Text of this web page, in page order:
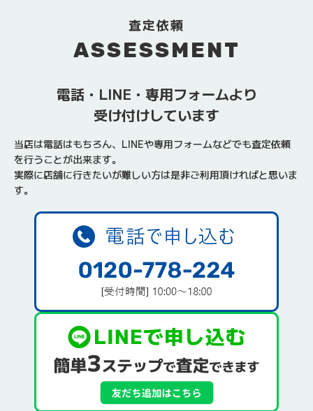
査定依頼
ASSESSMENT
電話・LINE・専用フォームより
受け付けしています
当店は電話はもちろん、LINEや専用フォームなどでも査定依頼
を行うことが出来ます。
実際に店舗に行きたいが難しい方は是非ご利用頂ければと思いま
す。